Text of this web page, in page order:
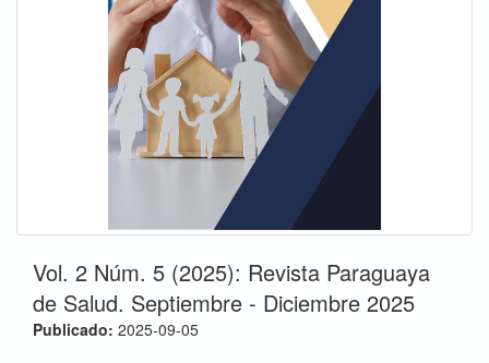
Vol. 2 Núm. 5 (2025): Revista Paraguaya
de Salud. Septiembre - Diciembre 2025
Publicado: 2025-09-05